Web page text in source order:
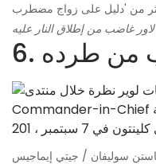
غاضب من إطلاق النار عليه
من طرده
سوليفان / جيتي إيماجيس